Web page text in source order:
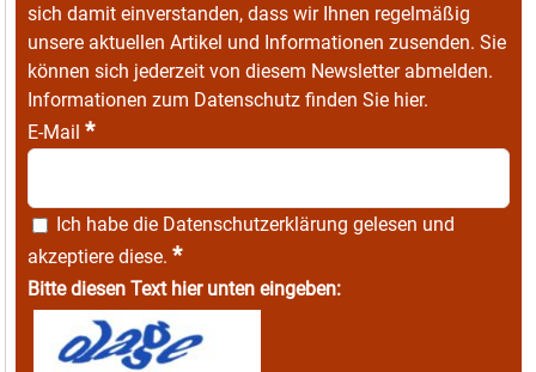
sich damit einverstanden, dass wir Ihnen regelmäßig
unsere aktuellen Artikel und Informationen zusenden. Sie
können sich jederzeit von diesem Newsletter abmelden.
Informationen zum Datenschutz finden Sie hier.
E-Mail *
Ich habe die Datenschutzerklärung gelesen und
akzeptiere diese. *
Bitte diesen Text hier unten eingeben: